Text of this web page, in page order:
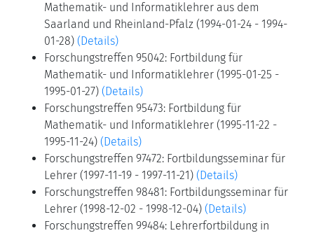
Mathematik- und Informatiklehrer aus dem
Saarland und Rheinland-Pfalz (1994-01-24 - 1994-
01-28) (Details)
Forschungstreffen 95042: Fortbildung für
Mathematik- und Informatiklehrer (1995-01-25 -
1995-01-27) (Details)
Forschungstreffen 95473: Fortbildung für
Mathematik- und Informatiklehrer (1995-11-22 -
1995-11-24) (Details)
Forschungstreffen 97472: Fortbildungsseminar für
Lehrer (1997-11-19 - 1997-11-21) (Details)
Forschungstreffen 98481: Fortbildungsseminar für
Lehrer (1998-12-02 - 1998-12-04) (Details)
Forschungstreffen 99484: Lehrerfortbildung in